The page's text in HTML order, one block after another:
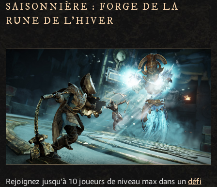
SAISONNIÈRE : FORGE DE LA
RUNE DE L'HIVER
Rejoignez jusqu'à 10 joueurs de niveau max dans undéfi